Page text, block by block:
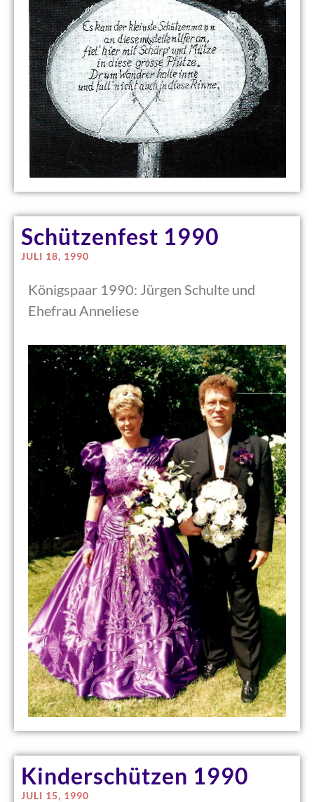
Schützenfest 1990
JULI 18, 1990
Königspaar 1990: Jürgen Schulte und
Ehefrau Anneliese
Kinderschützen 1990
JULI 15, 1990